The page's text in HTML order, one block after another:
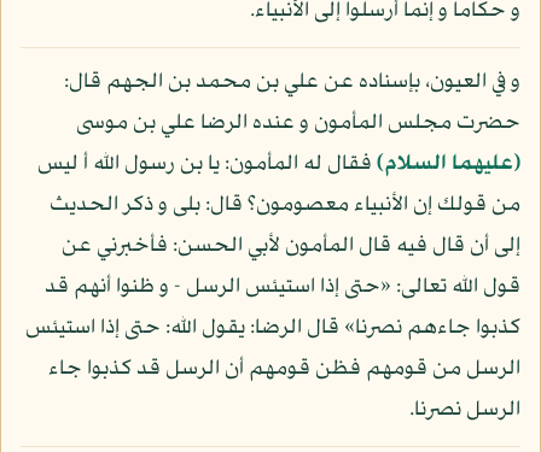
و حكاما و إنما أرسلوا إلى الأنبياء.
و في العيون، بإسناده عن علي بن محمد بن الجهم قال:
حضرت مجلس المأمون و عنده الرضا علي بن موسى
(عليهما السلام)فقال له المأمون: يا بن رسول الله أ ليس
من قولك إن الأنبياء معصومون؟ قال: بلى و ذكر الحديث
إلى أن قال فيه قال المأمون لأبي الحسن: فأخبرني عن
قول الله تعالى: «حتى إذا استيئس الرسل - و ظنوا أنهم قد
كذبوا جاءهم نصرنا» قال الرضا: يقول الله: حتى إذا استيئس
الرسل من قومهم فظن قومهم أن الرسل قد كذبوا جاء
الرسل نصرنا.